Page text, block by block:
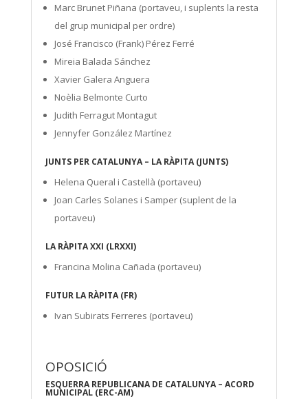
Marc Brunet Piñana (portaveu, i suplents la resta
del grup municipal per ordre)
José Francisco (Frank) Pérez Ferré
Mireia Balada Sánchez
Xavier Galera Anguera
Noèlia Belmonte Curto
Judith Ferragut Montagut
Jennyfer González Martínez
JUNTS PER CATALUNYA – LA RÀPITA (JUNTS)
Helena Queral i Castellà (portaveu)
Joan Carles Solanes i Samper (suplent de la
portaveu)
LA RÀPITA XXI (LRXXI)
Francina Molina Cañada (portaveu)
FUTUR LA RÀPITA (FR)
Ivan Subirats Ferreres (portaveu)
OPOSICIÓ
ESQUERRA REPUBLICANA DE CATALUNYA – ACORD
MUNICIPAL (ERC-AM)